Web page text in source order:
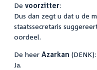
De voorzitter:
Dus dan zegt u dat u de
staatssecretaris
oordeel.
De heer Azarkan (DENK):
Ja.